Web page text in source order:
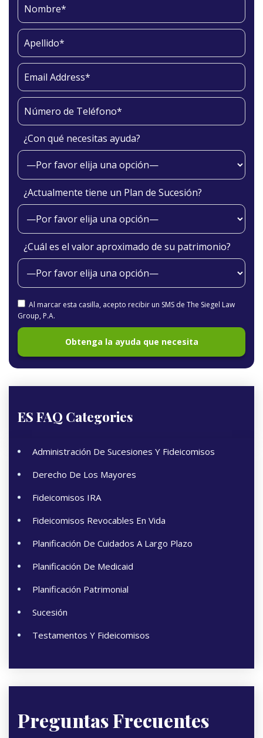
¿Con qué necesitas ayuda?
¿Actualmente tiene un Plan de Sucesión?
¿Cuál es el valor aproximado de su patrimonio?
Al marcar esta casilla, acepto recibir un SMS de The Siegel Law
Group, P.A.
ES FAQ Categories
Administración De Sucesiones Y Fideicomisos
Derecho De Los Mayores
Fideicomisos IRA
Fideicomisos Revocables En Vida
Planificación De Cuidados A Largo Plazo
Planificación De Medicaid
Planificación Patrimonial
Sucesión
Testamentos Y Fideicomisos
Preguntas Frecuentes